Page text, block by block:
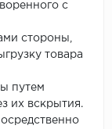
с
стороны,
товара
путем
их вскрытия.